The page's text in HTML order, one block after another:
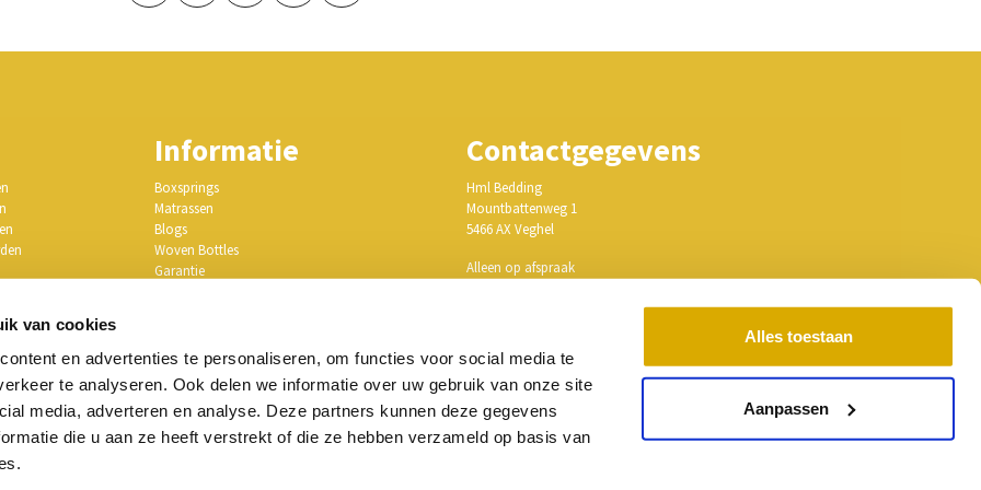
van cookies
en advertenties te personaliseren, om functies voor social media te
te analyseren. Ook delen we informatie over uw gebruik van onze site
media, adverteren en analyse. Deze partners kunnen deze gegevens
die u aan ze heeft verstrekt of die ze hebben verzameld op basis van
Alles toestaan
Aanpassen
hier
Informatie
Boxsprings
Matrassen
Blogs
Woven Bottles
Garantie
Stel je bed samen
Contactgegevens
Hml Bedding
Mountbattenweg 1
5466 AX Veghel
Alleen op afspraak
BTW: NL818345548B01